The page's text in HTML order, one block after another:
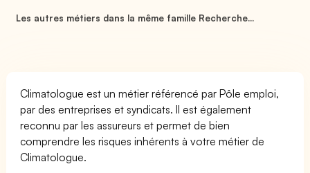
Les autres métiers dans la même famille Recherche...
Climatologue est un métier référencé par Pôle emploi,
par des entreprises et syndicats. Il est également
reconnu par les assureurs et permet de bien
comprendre les risques inhérents à votre métier de
Climatologue.